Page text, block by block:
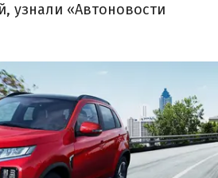
узнали «Автоновости